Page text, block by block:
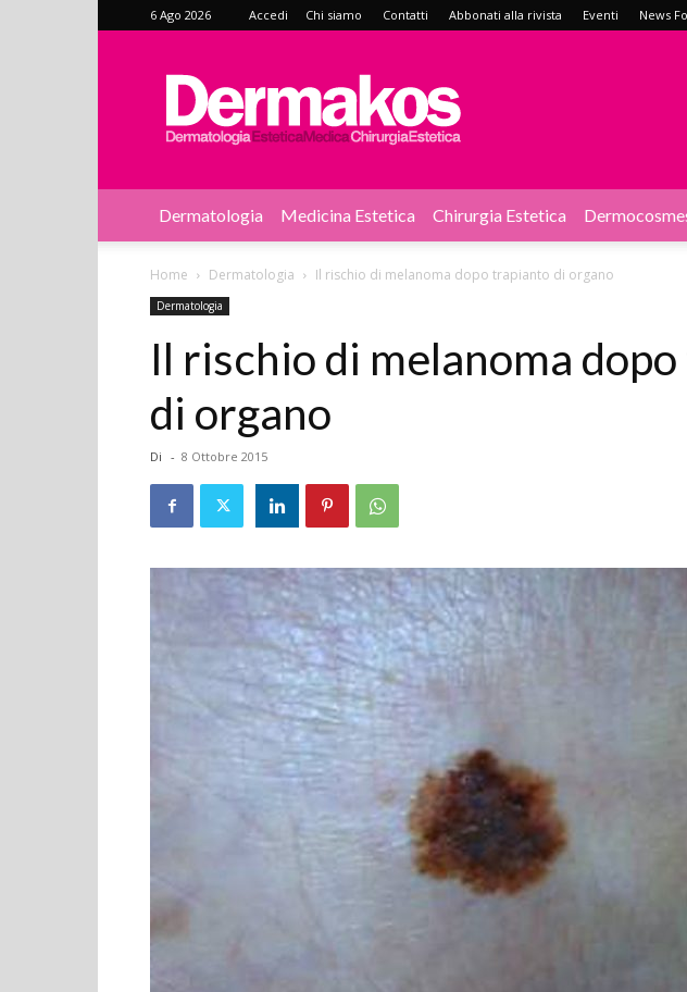
6 Ago 2026 Accedi Chi siamo Contatti Abbonati alla rivista Eventi News
Dermakos
Dermatologia Medicina Estetica Chirurgia Estetica
Home Dermatologia Il rischio di melanoma dopo trapianto di organo
Dermatologia
Il rischio di melanoma
di organo
Di - 8 Ottobre 2015